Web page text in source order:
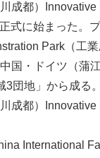
成都）
式に始まった。
Park（工
国・ドイツ（蒲
団地」から成る。
成都）
International